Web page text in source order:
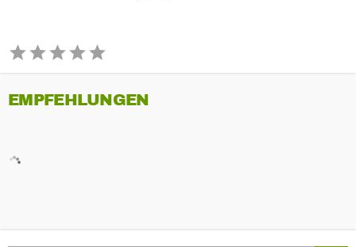
EMPFEHLUNGEN